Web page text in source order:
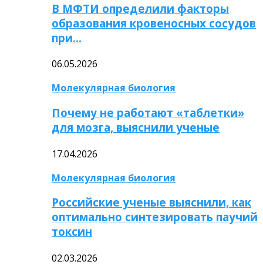
В МФТИ определили факторы
образования кровеносных сосудов
при…
06.05.2026
Молекулярная биология
Почему не работают «таблетки»
для мозга, выяснили ученые
17.04.2026
Молекулярная биология
Российские ученые выяснили, как
оптимально синтезировать паучий
токсин
02.03.2026